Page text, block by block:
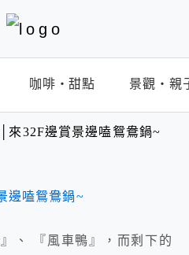
咖啡‧甜點 景觀‧親
來32F邊賞景邊嗑鴛鴦鍋~
、 『風車鴨』，而剩下的